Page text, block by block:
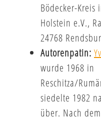
Bödecker-Kreis
Holstein e.V.,
24768
Autorenpatin:
wurde 1968 in
Reschitza/
siedelte 1982
über. Nach